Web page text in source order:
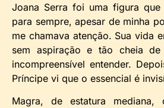
Joana Serra foi uma figura que
para sempre, apesar de minha
me chamava atenção. Sua vida
sem aspiração e tão cheia
incompreensível entender.
Príncipe vi que o essencial é
Magra, de estatura mediana,